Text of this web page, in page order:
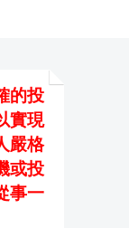
的投
實現
嚴格
或投
事一